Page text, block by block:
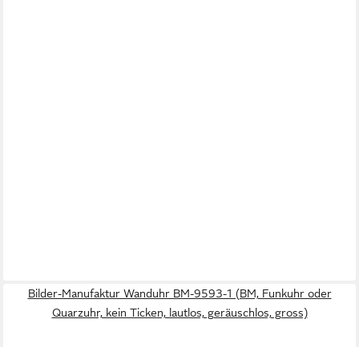
Bilder-Manufaktur Wanduhr BM-9593-1 (BM, Funkuhr oder
Quarzuhr, kein Ticken, lautlos, geräuschlos, gross)